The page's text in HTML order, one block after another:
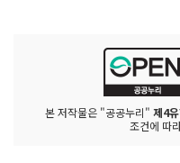
본 저작물은 "공공누리" 제4
조건에 따